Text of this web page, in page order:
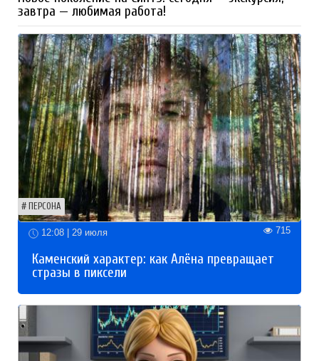
завтра — любимая работа!
ПЕРСОНА
12:08 | 29 июля 715
Каменский характер: как Алёна превращает
стразы в пиксели